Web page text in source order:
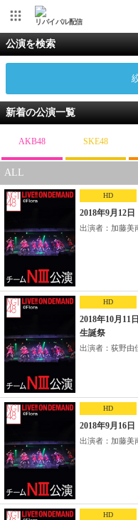
リバイバル配信
公演を検索
新着の公演一覧
AKB48 SKE48
ALL
HD
2018年9月12
出演者：加藤美
HD
2018年10月11
生誕祭
出演者：荻野由
HD
2018年9月16
出演者：加藤美
HD